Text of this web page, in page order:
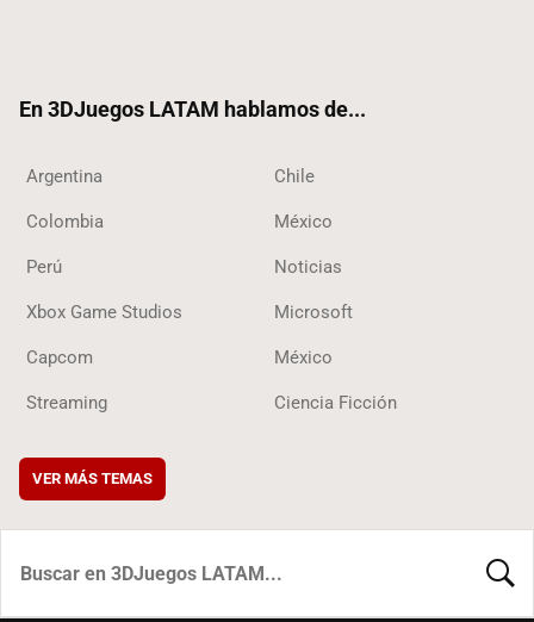
En 3DJuegos LATAM hablamos de...
Argentina Chile
Colombia México
Perú Noticias
Xbox Game Studios Microsoft
Capcom México
Streaming Ciencia Ficción
VER MÁS TEMAS